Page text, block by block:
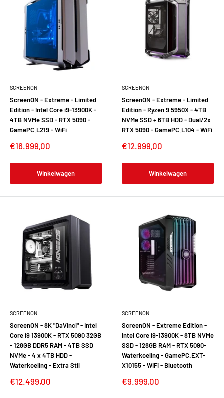
SCREENON
ScreenON - Extreme - Limited
Edition - Intel Core i9-13900K -
4TB NVMe SSD - RTX 5090 -
GamePC.L219 - WiFi
Verkoopprijs
€16.999,00
Winkelwagen
SCREENON
ScreenON - Extreme - Limited
Edition - Ryzen 9 5950X - 4TB
NVMe SSD + 6TB HDD - Dual/2x
RTX 5090 - GamePC.L104 - WiFi
Verkoopprijs
€12.999,00
Winkelwagen
SCREENON
ScreenON - 8K "DaVinci" - Intel
Core i9 13900K - RTX 5090 32GB
- 128GB DDR5 RAM - 4TB SSD
NVMe - 4 x 4TB HDD -
Waterkoeling - Extra Stil
Verkoopprijs
€12.499,00
SCREENON
ScreenON - Extreme Edition -
Intel Core i9-13900K - 8TB NVMe
SSD - 128GB RAM - RTX 5090-
Waterkoeling - GamePC.EXT-
X10155 - WiFi - Bluetooth
Verkoopprijs
€9.999,00